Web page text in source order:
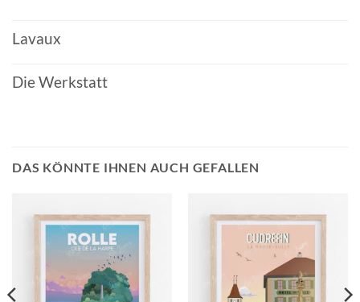
Lavaux
Die Werkstatt
DAS KÖNNTE IHNEN AUCH GEFALLEN